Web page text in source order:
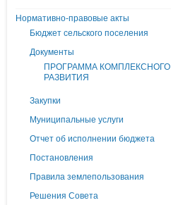
Нормативно-правовые акты
Бюджет сельского поселения
Документы
ПРОГРАММА КОМПЛЕКСНОГО
РАЗВИТИЯ
Закупки
Муниципальные услуги
Отчет об исполнении бюджета
Постановления
Правила землепользования
Решения Совета